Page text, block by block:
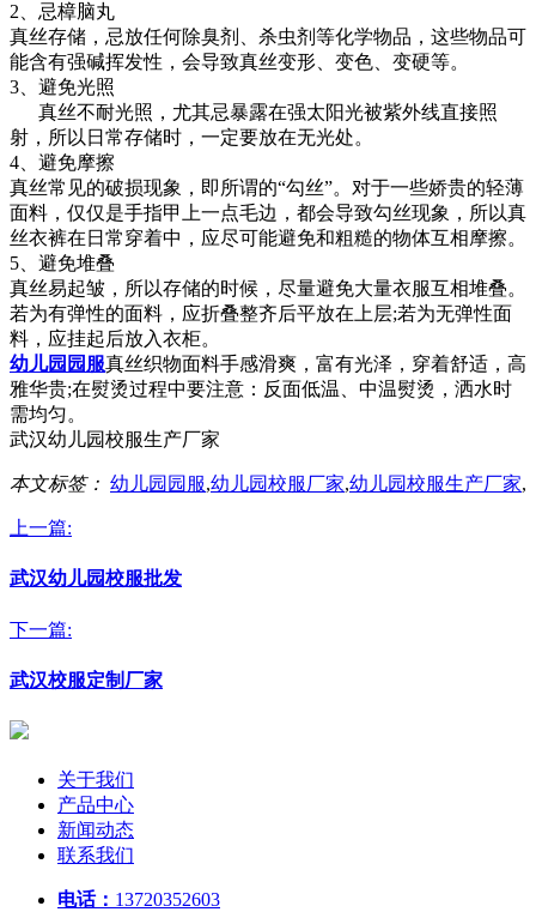
2、忌樟脑丸
真丝存储，忌放任何除臭剂、杀虫剂等化学物品，这些物品可
能含有强碱挥发性，会导致真丝变形、变色、变硬等。
3、避免光照
真丝不耐光照，尤其忌暴露在强太阳光被紫外线直接照
射，所以日常存储时，一定要放在无光处。
4、避免摩擦
真丝常见的破损现象，即所谓的“勾丝”。对于一些娇贵的轻薄
面料，仅仅是手指甲上一点毛边，都会导致勾丝现象，所以真
丝衣裤在日常穿着中，应尽可能避免和粗糙的物体互相摩擦。
5、避免堆叠
真丝易起皱，所以存储的时候，尽量避免大量衣服互相堆叠。
若为有弹性的面料，应折叠整齐后平放在上层;若为无弹性面
料，应挂起后放入衣柜。
幼儿园园服真丝织物面料手感滑爽，富有光泽，穿着舒适，高
雅华贵;在熨烫过程中要注意：反面低温、中温熨烫，洒水时
需均匀。
武汉幼儿园校服生产厂家
本文标签： 幼儿园园服,幼儿园校服厂家,幼儿园校服生产厂家,
上一篇:
武汉幼儿园校服批发
下一篇:
武汉校服定制厂家
关于我们
产品中心
新闻动态
联系我们
电话： 13720352603